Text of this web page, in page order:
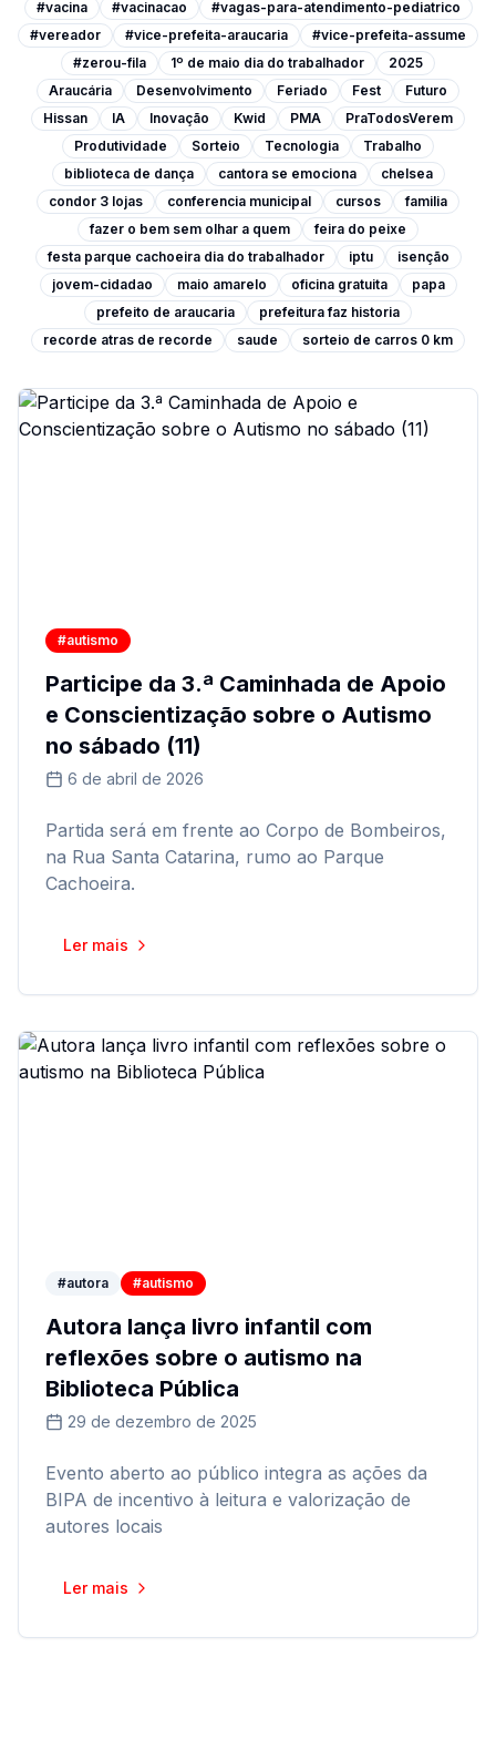
#vacina #vacinacao
#vagas-para-atendimento-pediatrico
#vereador
#vice-prefeita-araucaria
#vice-prefeita-assume
#zerou-fila
1º de maio dia do trabalhador
2025
Araucária
Desenvolvimento Feriado Fest
Futuro
Hissan
IA Inovação Kwid PMA
PraTodosVerem
Produtividade
Sorteio Tecnologia
Trabalho
biblioteca de dança
cantora se emociona
chelsea
condor 3 lojas
conferencia municipal cursos
familia
fazer o bem sem olhar a quem
feira do peixe
festa parque cachoeira dia do trabalhador
iptu
isenção
jovem-cidadao
maio amarelo oficina gratuita
papa
prefeito de araucaria
prefeitura faz historia
recorde atras de recorde
saude sorteio de carros 0 km
#autismo
Participe da 3.ª Caminhada de Apoio
e Conscientização sobre o Autismo
no sábado (11)
6 de abril de 2026
Partida será em frente ao Corpo de Bombeiros,
na Rua Santa Catarina, rumo ao Parque
Cachoeira.
Ler mais
#autora #autismo
Autora lança livro infantil com
reflexões sobre o autismo na
Biblioteca Pública
29 de dezembro de 2025
Evento aberto ao público integra as ações da
BIPA de incentivo à leitura e valorização de
autores locais
Ler mais